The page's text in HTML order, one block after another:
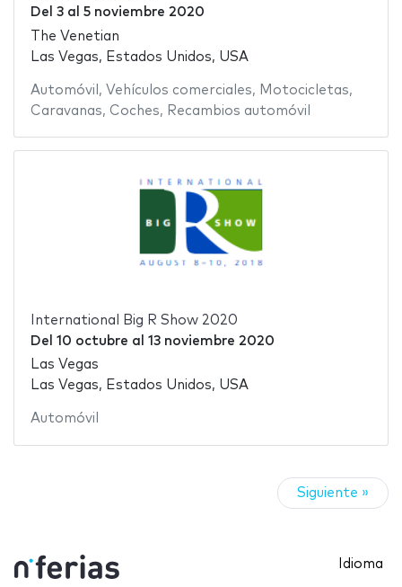
Del 3al 5 noviembre 2020
The Venetian
Las Vegas, Estados Unidos, USA
Automóvil , Vehículos comerciales, Motocicletas,
Caravanas, Coches, Recambios automóvil
International Big R Show 2020
Del 10 octubre al 13 noviembre 2020
Las Vegas
Las Vegas, Estados Unidos, USA
Automóvil
Siguiente »
Idioma